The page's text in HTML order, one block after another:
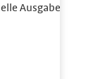
Ausgabe